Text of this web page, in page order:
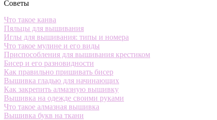
Советы
Что такое канва
Пяльцы для вышивания
Иглы для вышивания: типы и номера
Что такое мулине и его виды
Приспособления для вышивания крестиком
Бисер и его разновидности
Как правильно пришивать бисер
Вышивка гладью для начинающих
Как закрепить алмазную вышивку
Вышивка на одежде своими руками
Что такое алмазная вышивка
Вышивка букв на ткани